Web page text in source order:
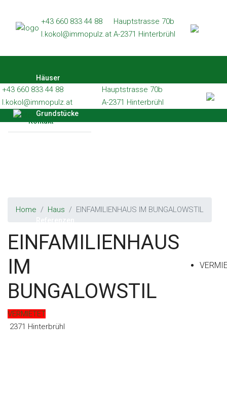
Grundstücke
Wohnungen
Gewerbe
Referenzen
Kontakt
+43 660 833 44 88
l.kokol@immopulz.at
Hauptstrasse 70b
A-2371 Hinterbrühl
Häuser
Grundstücke
+43 660 833 44 88
l.kokol@immopulz.at
Hauptstrasse 70b
A-2371 Hinterbrühl
Home Haus EINFAMILIENHAUS IM BUNGALOWSTIL
EINFAMILIENHAUS
IM
BUNGALOWSTIL
VERMIETET
2371 Hinterbrühl